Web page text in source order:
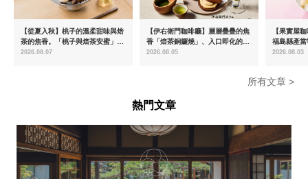
【從夏入秋】桃子的溫柔甜味與焙
茶的焦香。「桃子與焙茶安蜜」將
於8月中旬起限時販售
2026.08.07
【伊右衛門咖啡廳】層層疊疊的焦
香「焙茶銅鑼燒」、入口即化的
「宇治抹茶提拉米蘇」全新登場
2026.08.05
【果實屋
福島縣產
2026.08.03
所有文章 >
熱門文章